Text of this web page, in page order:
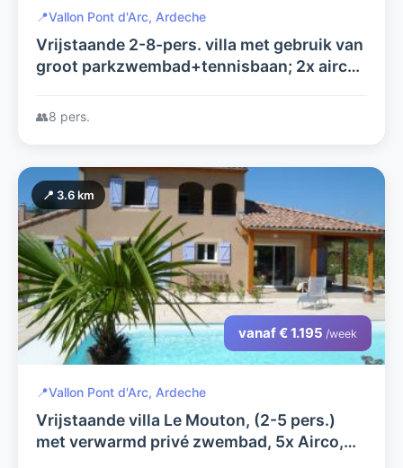
📍Vallon Pont d'Arc, Ardeche
Vrijstaande 2-8-pers. villa met gebruik van
groot parkzwembad+tennisbaan; 2x airco;
gelegen a.d. rivier Ardèche
👥8 pers.
📍 3.6 km
vanaf € 1.195 /week
📍Vallon Pont d'Arc, Ardeche
Vrijstaande villa Le Mouton, (2-5 pers.)
met verwarmd privé zwembad, 5x Airco,